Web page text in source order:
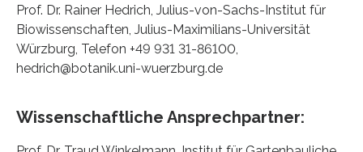
Prof. Dr. Rainer Hedrich, Julius-von-Sachs-Institut für
Biowissenschaften, Julius-Maximilians-Universität
Würzburg, Telefon +49 931 31-86100,
hedrich@botanik.uni-wuerzburg.de
Wissenschaftliche Ansprechpartner: